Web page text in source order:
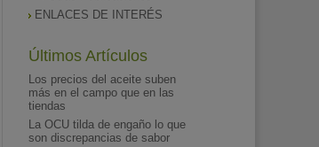
ENLACES DE INTERÉS
Últimos Artículos
Los precios del aceite suben
más en el campo que en las
tiendas
La OCU tilda de engaño lo que
son discrepancias de sabor